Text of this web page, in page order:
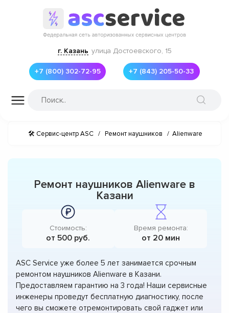
г. Казань улица Достоевского, 15
+7 (800) 302-72-95 +7 (843) 205-50-33
🛠 Сервис-центр ASC / Ремонт наушников / Alienware
Ремонт наушников Alienware в
Казани
Стоимость:
от 500 руб.
Время ремонта:
от 20 мин
ASC Service уже более 5 лет занимается срочным
ремонтом наушников Alienware в Казани.
Предоставляем гарантию на 3 года! Наши сервисные
инженеры проведут бесплатную диагностику, после
чего вы сможете отремонтировать свой гаджет или